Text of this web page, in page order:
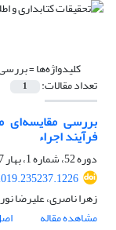
کلیدواژه‌ها =
تعداد مقالات: 1
بررسی مقایسه‌ای
فرآیند اجراء
دوره 52، شماره 1، بهار 1397، صفحه
زهرا ناصری، علیرضا
مشاهده مقاله